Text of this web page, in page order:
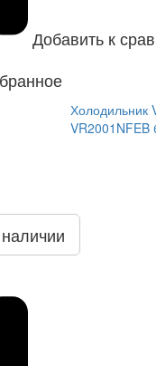
Добавить к
Холодильник
VR2001NFEB